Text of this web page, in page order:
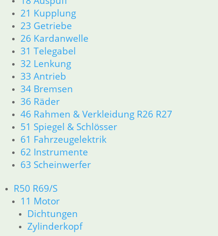
21 Kupplung
23 Getriebe
26 Kardanwelle
31 Telegabel
32 Lenkung
33 Antrieb
34 Bremsen
36 Räder
46 Rahmen & Verkleidung R26 R27
51 Spiegel & Schlösser
61 Fahrzeugelektrik
62 Instrumente
63 Scheinwerfer
R50 R69/S
11 Motor
Dichtungen
Zylinderkopf
197,70€
Artikelnummer: 2315311
inkl. MwSt.
zzgl.Versandkosten
In den Warenkorb
Dekorsatz R 100 GS schwarz
58,95€
Artikelnummer: 2615616
inkl. MwSt.
zzgl.
Versandkosten
In den Warenkorb
Dekorsatz R 100 GS gelb
58,95 €
Artikelnummer: 2616617
inkl. MwSt.